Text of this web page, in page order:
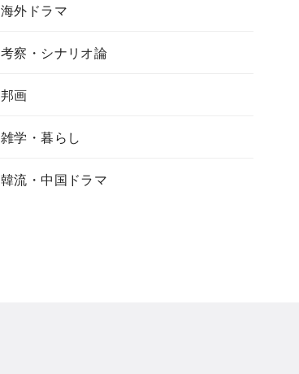
海外ドラマ
考察・シナリオ論
邦画
雑学・暮らし
韓流・中国ドラマ